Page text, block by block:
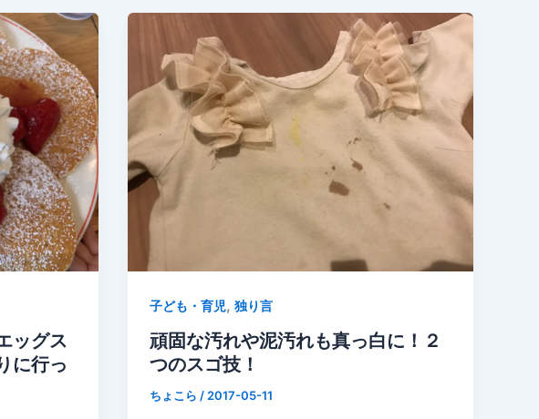
ッグス
に行っ
子ども・育児,独り言
頑固な汚れや泥汚れも真っ白に！２
つのスゴ技！
ちょこら / 2017-05-11